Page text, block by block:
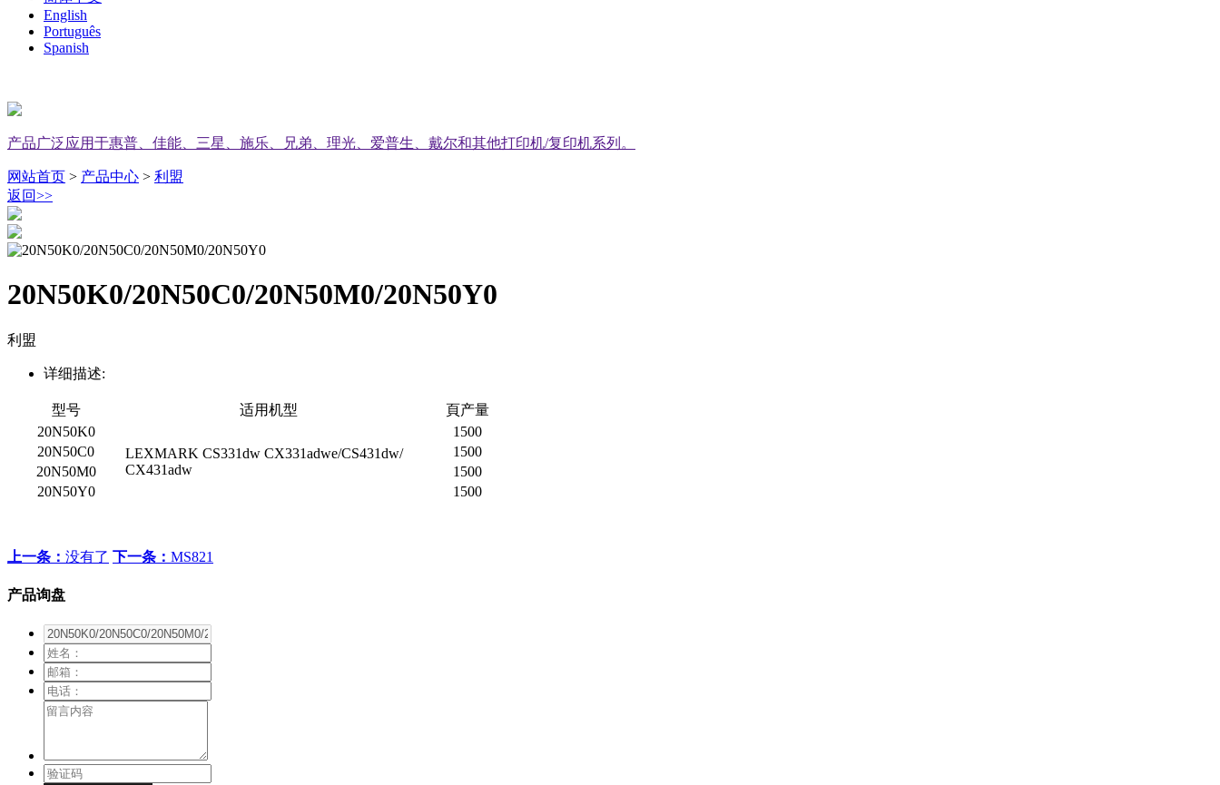
English
Português
Spanish
产品广泛应用于惠普、佳能、三星、施乐、兄弟、理光、爱普生、戴尔和其他打印机/复印机系列。
网站首页 > 产品中心 > 利盟
返回>>
20N50K0/20N50C0/20N50M0/20N50Y0
利盟
详细描述:
型号 适用机型
頁产量
20N50K0
LEXMARK CS331dw CX331adwe/CS431dw/
CX431adw
1500
20N50C0
1500
20N50M0
1500
20N50Y0
1500
上一条： 没有了 下一条： MS821
产品询盘